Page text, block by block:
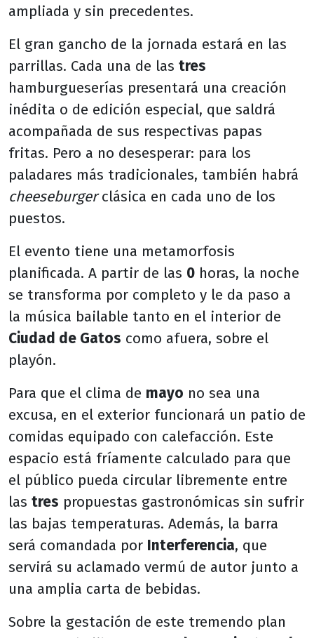
ampliada y sin precedentes.
El gran gancho de la jornada estará en las
parrillas. Cada una de las tres
hamburgueserías presentará una creación
inédita o de edición especial, que saldrá
acompañada de sus respectivas papas
fritas. Pero a no desesperar: para los
paladares más tradicionales, también habrá
cheeseburgerclásica en cada uno de los
puestos.
El evento tiene una metamorfosis
planificada. A partir de las 0 horas, la noche
se transforma por completo y le da paso a
la música bailable tanto en el interior de
Ciudad de Gatos como afuera, sobre el
playón.
Para que el clima de mayo no sea una
excusa, en el exterior funcionará un patio de
comidas equipado con calefacción. Este
espacio está fríamente calculado para que
el público pueda circular libremente entre
las tres propuestas gastronómicas sin sufrir
las bajas temperaturas. Además, la barra
será comandada por Interferencia, que
servirá su aclamado vermú de autor junto a
una amplia carta de bebidas.
Sobre la gestación de este tremendo plan